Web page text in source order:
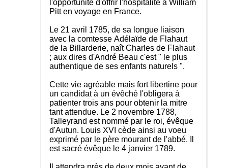
l'opportunité d'offrir l'hospitalité à William
Pitt en voyage en France.
Le 21 avril 1785, de sa longue liaison
avec la comtesse Adélaïde de Flahaut
de la Billarderie, naît Charles de Flahaut
; aux dires d'André Beau c'est " le plus
authentique de ses enfants naturels ".
Cette vie agréable mais fort libertine pour
un candidat à un évêché l'obligera à
patienter trois ans pour obtenir la mitre
tant attendue. Le 2 novembre 1788,
Talleyrand est nommé par le roi, évêque
d'Autun. Louis XVI cède ainsi au voeu
exprimé par le père mourant de l'abbé. Il
est sacré évêque le 4 janvier 1789.